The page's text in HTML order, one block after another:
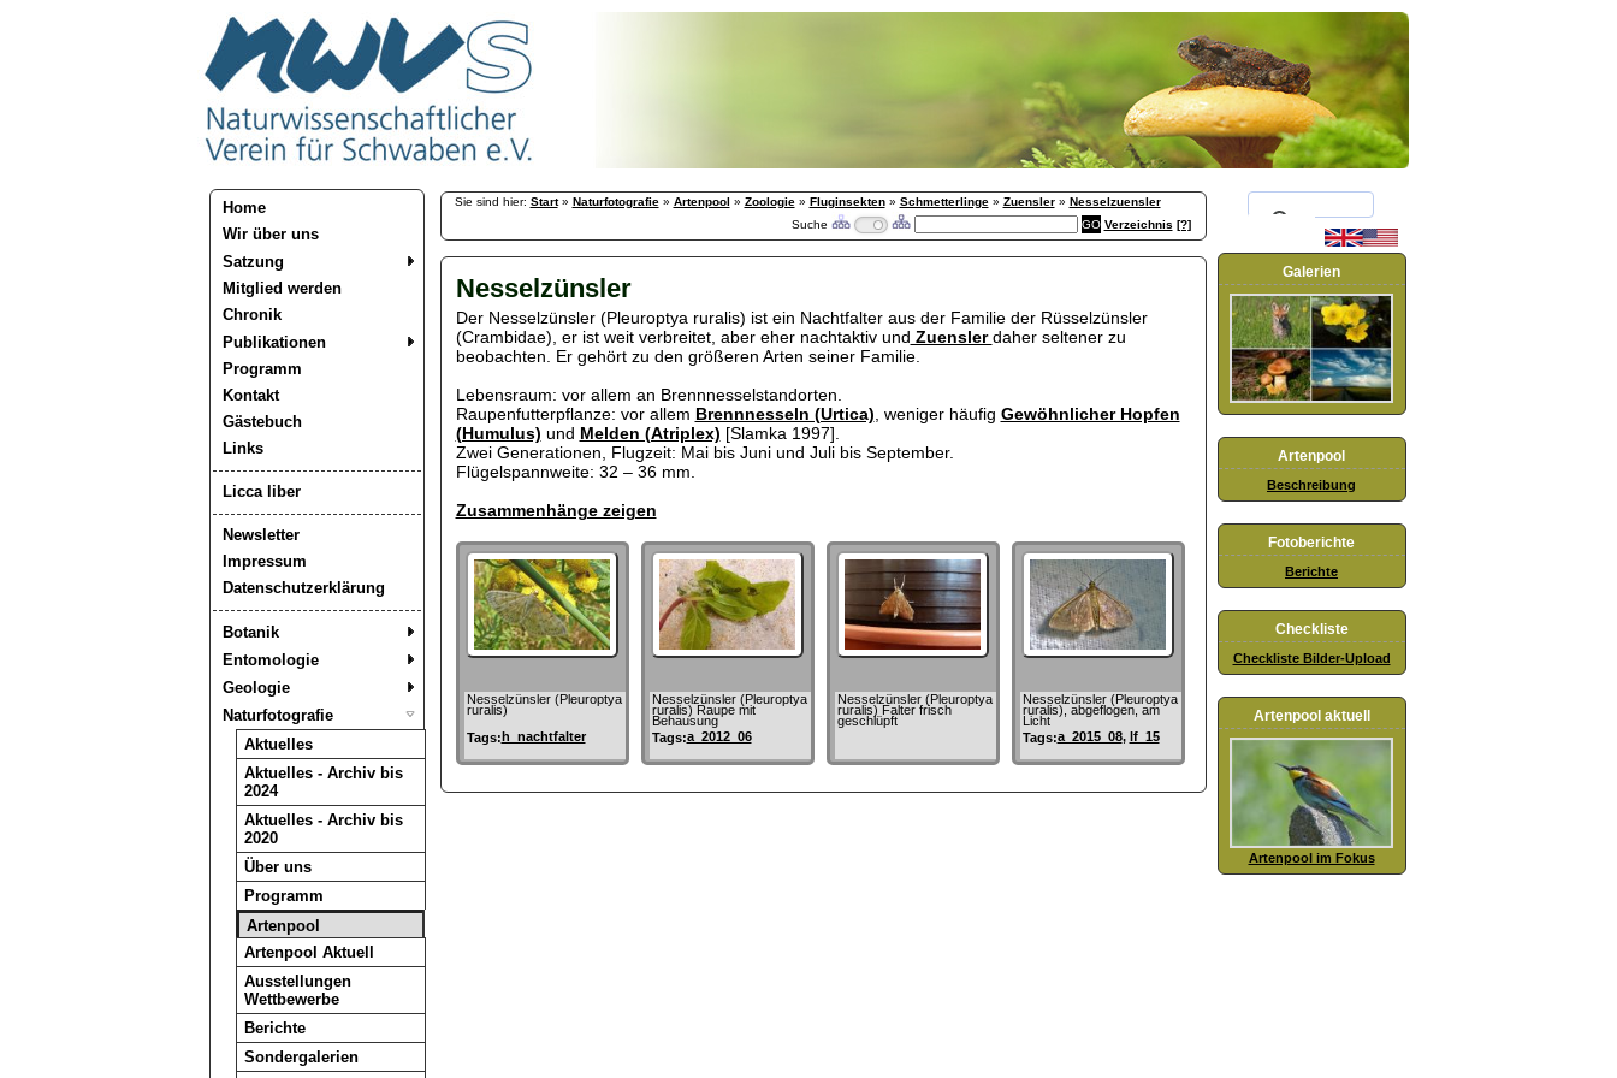
Home
Wir über uns
Satzung
Mitglied werden
Chronik
Publikationen
Programm
Kontakt
Gästebuch
Links
Licca liber
Newsletter
Impressum
Datenschutzerklärung
Botanik
Entomologie
Geologie
Naturfotografie
Aktuelles
Aktuelles - Archiv bis
2024
Aktuelles - Archiv bis
2020
Über uns
Programm
Artenpool
Artenpool Aktuell
Ausstellungen
Wettbewerbe
Berichte
Sondergalerien
Sie sind hier: Start» Naturfotografie» Artenpool » Zoologie» Fluginsekten» Schmetterlinge» Zuensler» Nesselzuensler
Suche
Verzeichnis [?]
Nesselzünsler
Der Nesselzünsler (Pleuroptya ruralis) ist ein Nachtfalter aus der Familie der Rüsselzünsler
(Crambidae), er ist weit verbreitet, aber eher nachtaktiv und Zuenslerdaher seltener zu
beobachten. Er gehört zu den größeren Arten seiner Familie.
Lebensraum: vor allem an Brennnesselstandorten.
Raupenfutterpflanze: vor allem Brennnesseln (Urtica) , weniger häufig Gewöhnlicher Hopfen
(Humulus) und Melden (Atriplex) [Slamka 1997].
Zwei Generationen, Flugzeit: Mai bis Juni und Juli bis September.
Flügelspannweite: 32 – 36 mm.
Zusammenhänge zeigen
Nesselzünsler (Pleuroptya
ruralis)
Tags:h_nachtfalter
Nesselzünsler (Pleuroptya
ruralis) Raupe mit
Behausung
Tags:a_2012_06
Nesselzünsler (Pleuroptya
ruralis) Falter frisch
geschlüpft
Nesselzünsler (Pleuroptya
ruralis), abgeflogen, am
Licht
Tags:a_2015_08, lf_15
Galerien
Artenpool
Beschreibung
Fotoberichte
Berichte
Checkliste
Checkliste Bilder-Upload
Artenpool aktuell
Artenpool im Fokus